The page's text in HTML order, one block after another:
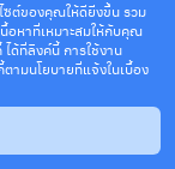
ซต์ของคุณให้ดียิ่งขึ้น รวม
อหาที่เหมาะสมให้กับคุณ
ได้ที่ลิงค์นี้การใช้งาน
ามนโยบายที่แจ้งในเบื้อง